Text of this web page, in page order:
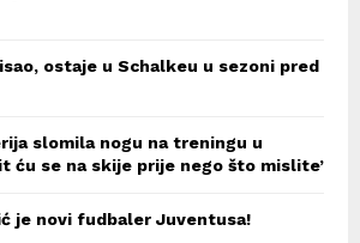
ostaje u Schalkeu u sezoni pred
slomila nogu na treningu u
ću se na skije prije nego što mislite’
je novi fudbaler Juventusa!